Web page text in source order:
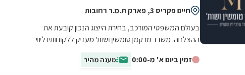
חיים פקריס 3, פארק ת.מ.ר רחובות
בעולם המשפטי המורכב, בחירת הייצוג הנכון קובעת את
ההצלחה. משרד מרקמן טומשין ושות' מעניק ללקוחותיו ליווי
זמין ביום א' מ-0:00 מענה מהיר